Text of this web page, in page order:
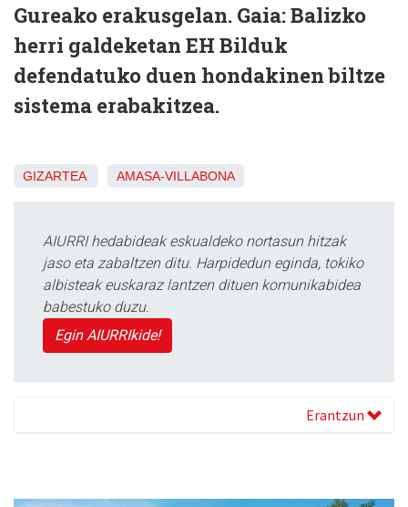
Gureako erakusgelan. Gaia: Balizko
herri galdeketan EH Bilduk
defendatuko duen hondakinen biltze
sistema erabakitzea.
GIZARTEA AMASA-VILLABONA
AIURRI hedabideak eskualdeko nortasun hitzak
jaso eta zabaltzen ditu. Harpidedun eginda, tokiko
albisteak euskaraz lantzen dituen komunikabidea
babestuko duzu.
Egin AIURRIkide!
Erantzun